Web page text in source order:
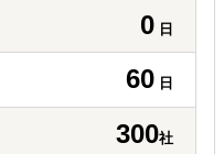
0 日
60 日
300社